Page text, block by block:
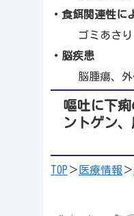
・食餌関連性に
ゴミあさ
・脳疾患
脳腫瘍、
嘔吐に下
ントゲン
TOP ＞ 医療情報 ＞